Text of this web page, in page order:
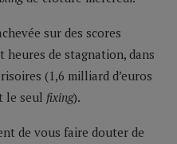
sur des scores
de stagnation, dans
(1,6 milliard d’euros
le seul fixing).
de vous faire douter de